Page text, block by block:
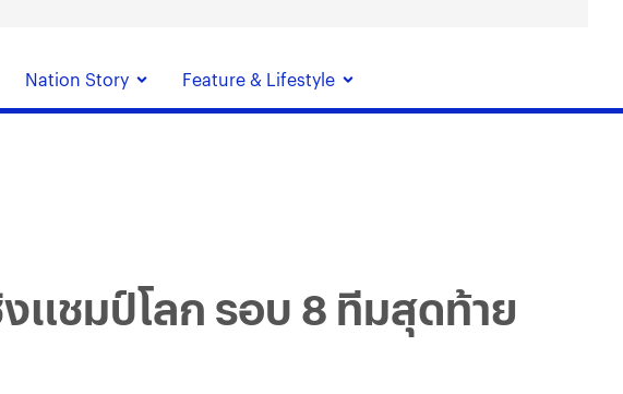
Nation Story Feature & Lifestyle
ชมป์โลก รอบ 8 ทีมสุดท้าย